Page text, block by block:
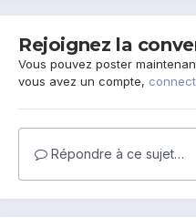
Rejoignez la
Vous pouvez poster
vous avez un compte,
Répondre à ce sujet…